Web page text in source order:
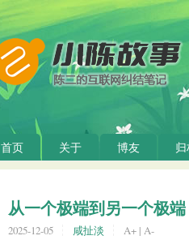
首页 关于 博友
从一个极端到另一个极端
2025-12-05 咸扯淡 A+ | A-